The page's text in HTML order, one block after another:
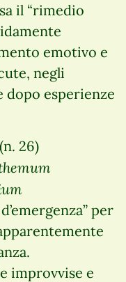
il “rimedio
emotivo e
negli
esperienze
(n. 26)
per
improvvise e